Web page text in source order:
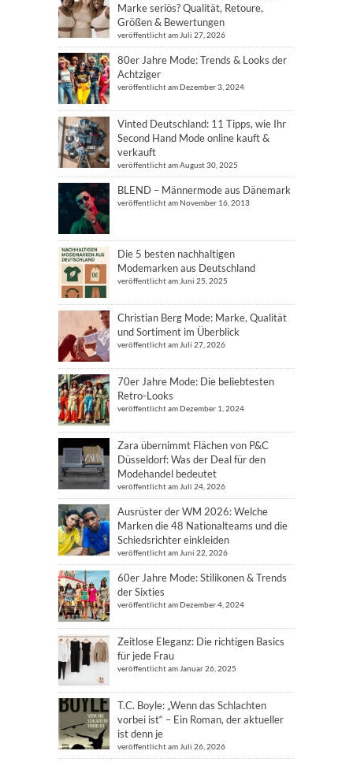
Marke seriös? Qualität, Retoure,
Größen & Bewertungen
veröffentlicht am Juli 27, 2026
80er Jahre Mode: Trends & Looks der
Achtziger
veröffentlicht am Dezember 3, 2024
Vinted Deutschland: 11 Tipps, wie Ihr
Second Hand Mode online kauft &
verkauft
veröffentlicht am August 30, 2025
BLEND – Männermode aus Dänemark
veröffentlicht am November 16, 2013
Die 5 besten nachhaltigen
Modemarken aus Deutschland
veröffentlicht am Juni 25, 2025
Christian Berg Mode: Marke, Qualität
und Sortiment im Überblick
veröffentlicht am Juli 27, 2026
70er Jahre Mode: Die beliebtesten
Retro-Looks
veröffentlicht am Dezember 1, 2024
Zara übernimmt Flächen von P&C
Düsseldorf: Was der Deal für den
Modehandel bedeutet
veröffentlicht am Juli 24, 2026
Ausrüster der WM 2026: Welche
Marken die 48 Nationalteams und die
Schiedsrichter einkleiden
veröffentlicht am Juni 22, 2026
60er Jahre Mode: Stilikonen & Trends
der Sixties
veröffentlicht am Dezember 4, 2024
Zeitlose Eleganz: Die richtigen Basics
für jede Frau
veröffentlicht am Januar 26, 2025
T.C. Boyle: „Wenn das Schlachten
vorbei ist“ – Ein Roman, der aktueller
ist denn je
veröffentlicht am Juli 26, 2026